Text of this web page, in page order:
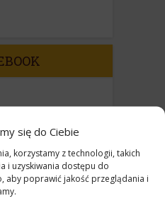
się do Ciebie
korzystamy z technologii, takich
i uzyskiwania dostępu do
aby poprawić jakość przeglądania i